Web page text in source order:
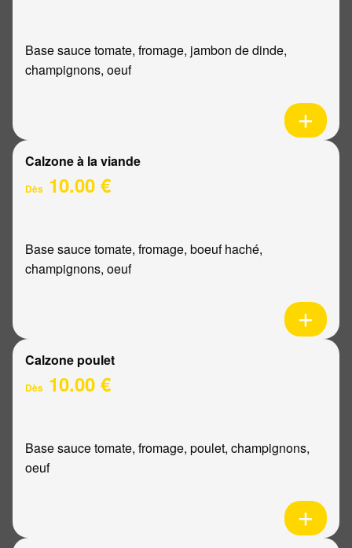
Base sauce tomate, fromage, jambon de dinde,
champignons, oeuf
Calzone à la viande
Dès 10.00 €
Base sauce tomate, fromage, boeuf haché,
champignons, oeuf
Calzone poulet
Dès 10.00 €
Base sauce tomate, fromage, poulet, champignons,
oeuf